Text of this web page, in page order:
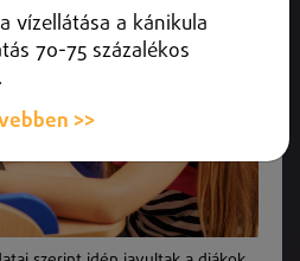
vízellátása a kánikula
70-75 százalékos
>>